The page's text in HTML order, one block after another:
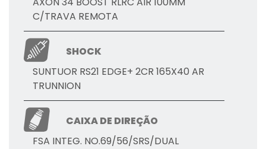
C/TRAVA REMOTA
SHOCK
SUNTUOR RS21 EDGE+ 2CR 165X40 AR
TRUNNION
CAIXA DE DIREÇÃO
FSA INTEG. NO.69/56/SRS/DUAL